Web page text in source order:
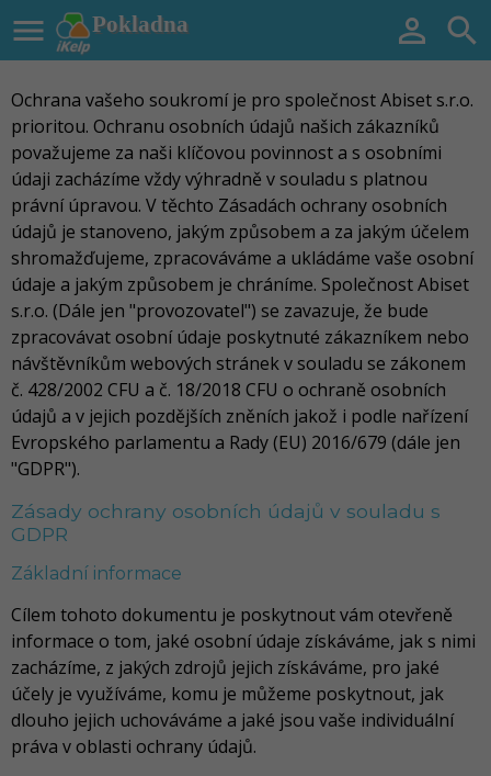
Pokladna
  
Ochrana vašeho soukromí je pro společnost Abiset s.r.o.
prioritou. Ochranu osobních údajů našich zákazníků
považujeme za naši klíčovou povinnost a s osobními
údaji zacházíme vždy výhradně v souladu s platnou
právní úpravou. V těchto Zásadách ochrany osobních
údajů je stanoveno, jakým způsobem a za jakým účelem
shromažďujeme, zpracováváme a ukládáme vaše osobní
údaje a jakým způsobem je chráníme. Společnost Abiset
s.r.o. (Dále jen "provozovatel") se zavazuje, že bude
zpracovávat osobní údaje poskytnuté zákazníkem nebo
návštěvníkům webových stránek v souladu se zákonem
č. 428/2002 CFU a č. 18/2018 CFU o ochraně osobních
údajů a v jejich pozdějších zněních jakož i podle nařízení
Evropského parlamentu a Rady (EU) 2016/679 (dále jen
"GDPR").
Zásady ochrany osobních údajů v souladu s
GDPR
Základní informace
Cílem tohoto dokumentu je poskytnout vám otevřeně
informace o tom, jaké osobní údaje získáváme, jak s nimi
zacházíme, z jakých zdrojů jejich získáváme, pro jaké
účely je využíváme, komu je můžeme poskytnout, jak
dlouho jejich uchováváme a jaké jsou vaše individuální
práva v oblasti ochrany údajů.